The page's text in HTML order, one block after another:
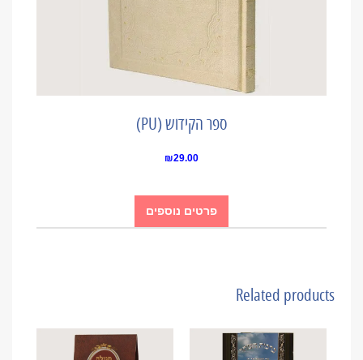
ספר הקידוש (PU)
₪29.00
פרטים נוספים
Related products